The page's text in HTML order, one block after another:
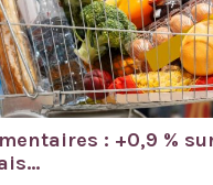
: +0,9 %